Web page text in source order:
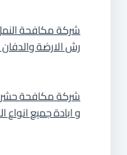
رش الارضة والدفان
و ابادة جميع انواع